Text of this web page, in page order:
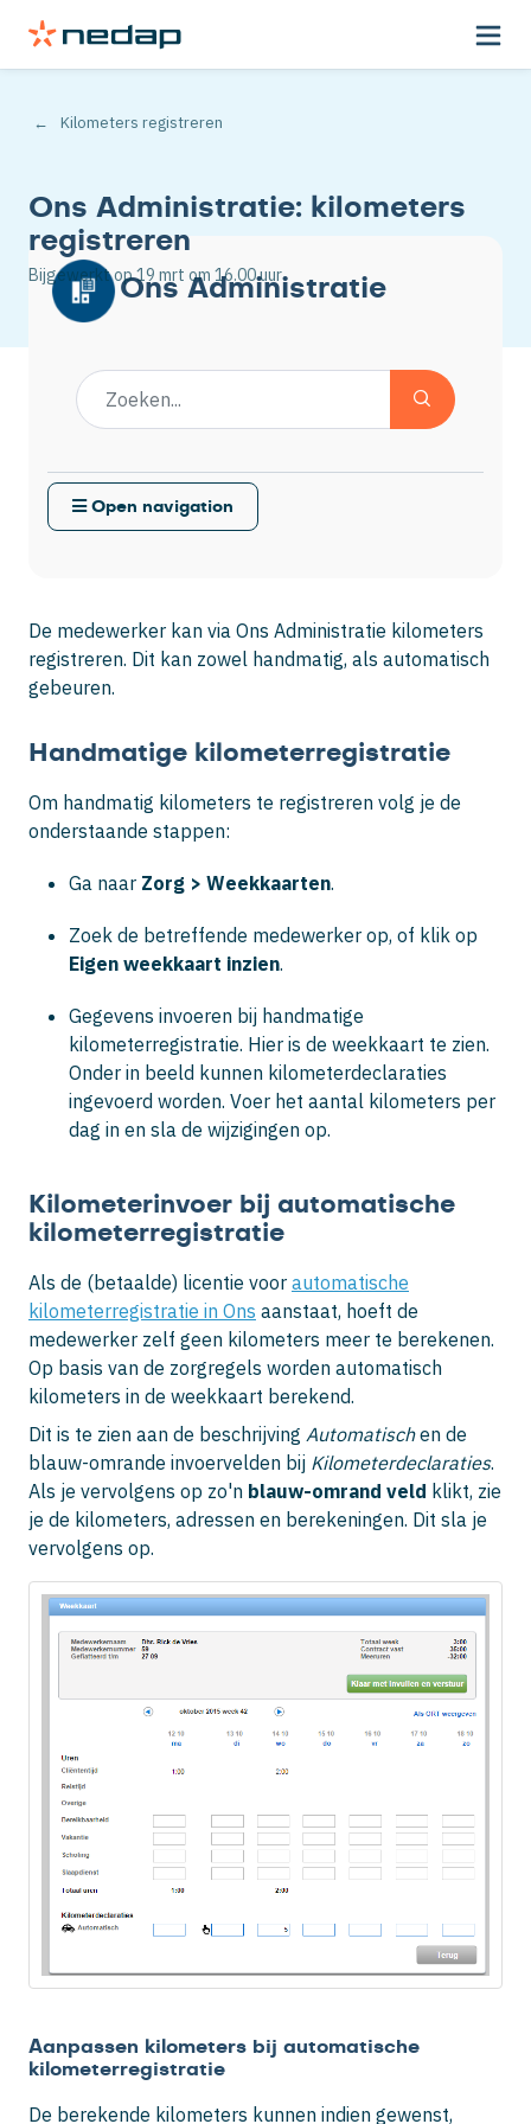
Kilometers registreren
Ons Administratie: kilometers
registreren
Bijgewerkt op19 mrt om 16.00 uur
De medewerker kan via Ons Administratie kilometers
registreren. Dit kan zowel handmatig, als automatisch
gebeuren.
Handmatige kilometerregistratie
Om handmatig kilometers te registreren volg je de
onderstaande stappen:
Ga naar Zorg > Weekkaarten.
Zoek de betreffende medewerker op, of klik op
Eigen weekkaart inzien.
Gegevens invoeren bij handmatige
kilometerregistratie. Hier is de weekkaart te zien.
Onder in beeld kunnen kilometerdeclaraties
ingevoerd worden. Voer het aantal kilometers per
dag in en sla de wijzigingen op.
Kilometerinvoer bij automatische
kilometerregistratie
Als de (betaalde) licentie voor automatische
kilometerregistratie in Ons aanstaat, hoeft de
medewerker zelf geen kilometers meer te berekenen.
Op basis van de zorgregels worden automatisch
kilometers in de weekkaart berekend.
Dit is te zien aan de beschrijving Automatischen de
blauw-omrande invoervelden bij Kilometerdeclaraties.
Als je vervolgens op zo'n blauw-omrand veld klikt, zie
je de kilometers, adressen en berekeningen. Dit sla je
vervolgens op.
Aanpassen kilometers bij automatische
kilometerregistratie
De berekende kilometers kunnen indien gewenst,
Ons Administratie
Open navigation